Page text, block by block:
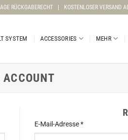
RÜCKGABERECHT | KOSTENLOSER VERSAND
SYSTEM ACCESSORIES MEHR
ACCOUNT
E-Mail-Adresse*Erforderlich